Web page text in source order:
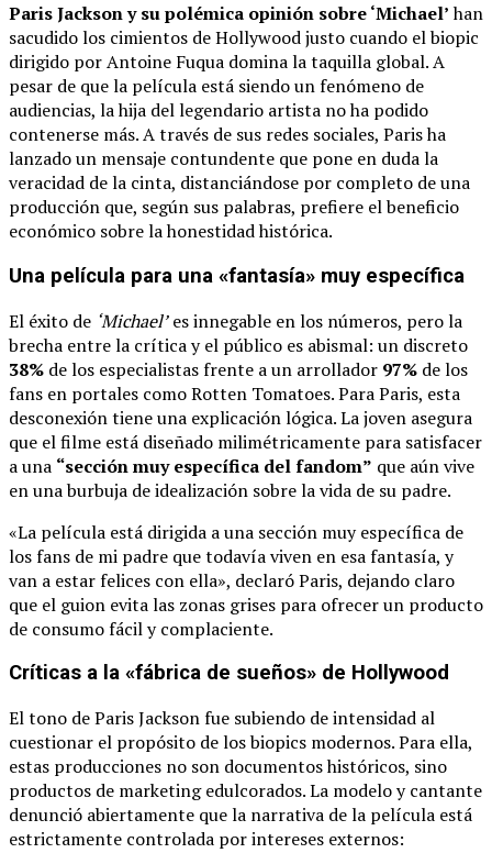
Paris Jackson y su polémica opinión sobre ‘Michael’han
sacudido los cimientos de Hollywood justo cuando el biopic
dirigido por Antoine Fuqua domina la taquilla global. A
pesar de que la película está siendo un fenómeno de
audiencias, la hija del legendario artista no ha podido
contenerse más. A través de sus redes sociales, Paris ha
lanzado un mensaje contundente que pone en duda la
veracidad de la cinta, distanciándose por completo de una
producción que, según sus palabras, prefiere el beneficio
económico sobre la honestidad histórica.
Una película para una «fantasía» muy específica
El éxito de ‘Michael’es innegable en los números, pero la
brecha entre la crítica y el público es abismal: un discreto
38% de los especialistas frente a un arrollador 97% de los
fans en portales como Rotten Tomatoes. Para Paris, esta
desconexión tiene una explicación lógica. La joven asegura
que el filme está diseñado milimétricamente para satisfacer
a una “sección muy específica del fandom” que aún vive
en una burbuja de idealización sobre la vida de su padre.
«La película está dirigida a una sección muy específica de
los fans de mi padre que todavía viven en esa fantasía, y
van a estar felices con ella», declaró Paris, dejando claro
que el guion evita las zonas grises para ofrecer un producto
de consumo fácil y complaciente.
Críticas a la «fábrica de sueños» de Hollywood
El tono de Paris Jackson fue subiendo de intensidad al
cuestionar el propósito de los biopics modernos. Para ella,
estas producciones no son documentos históricos, sino
productos de marketing edulcorados. La modelo y cantante
denunció abiertamente que la narrativa de la película está
estrictamente controlada por intereses externos: